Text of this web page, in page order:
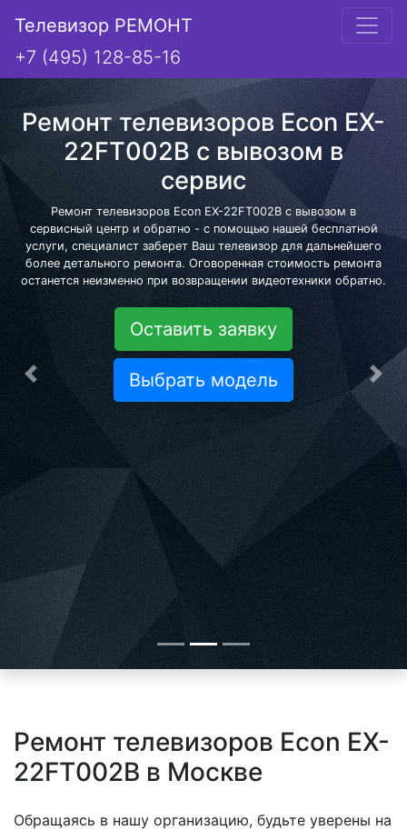
Телевизор РЕМОНТ
+7 (495) 128-85-16
Ремонт телевизоров Econ EX-
22FT002B с вывозом в
сервис
Ремонт телевизоров Econ EX-22FT002B с вывозом в
сервисный центр и обратно - с помощью нашей бесплатной
услуги, специалист заберет Ваш телевизор для дальнейшего
более детального ремонта. Оговоренная стоимость ремонта
останется неизменно при возвращении видеотехники обратно.
Оставить заявку
Выбрать модель
Предыдущая
Ремонт телевизоров Econ EX-
22FT002B в Москве
Обращаясь в нашу организацию, будьте уверены на